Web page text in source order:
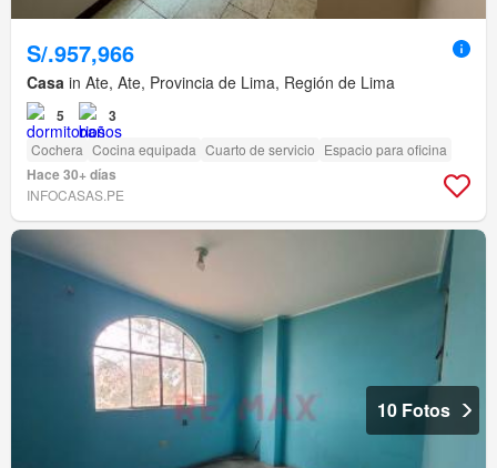
S/.957,966
Casa in Ate, Ate, Provincia de Lima, Región de Lima
5 3
Cochera Cocina equipada Cuarto de servicio Espacio para oficina
Hace 30+ días
INFOCASAS.PE
10 Fotos